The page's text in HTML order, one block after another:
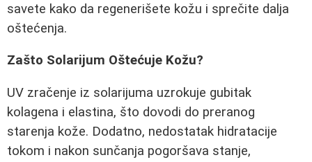
savete kako da regenerišete kožu i sprečite dalja
oštećenja.
Zašto Solarijum Oštećuje Kožu?
UV zračenje iz solarijuma uzrokuje gubitak
kolagena i elastina, što dovodi do preranog
starenja kože. Dodatno, nedostatak hidratacije
tokom i nakon sunčanja pogoršava stanje,